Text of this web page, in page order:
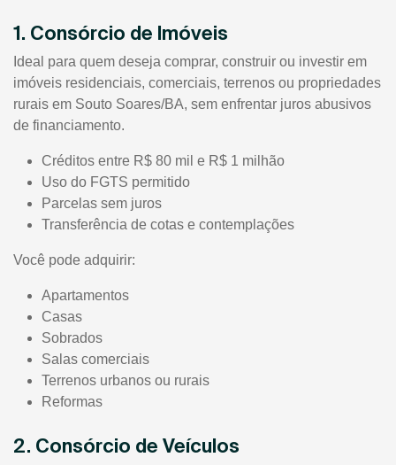
1. Consórcio de Imóveis
Ideal para quem deseja comprar, construir ou investir em
imóveis residenciais, comerciais, terrenos ou propriedades
rurais em Souto Soares/BA, sem enfrentar juros abusivos
de financiamento.
Créditos entre R$ 80 mil e R$ 1 milhão
Uso do FGTS permitido
Parcelas sem juros
Transferência de cotas e contemplações
Você pode adquirir:
Apartamentos
Casas
Sobrados
Salas comerciais
Terrenos urbanos ou rurais
Reformas
2. Consórcio de Veículos